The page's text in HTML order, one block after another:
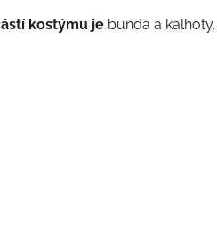
kostýmu je bunda a kalhoty.